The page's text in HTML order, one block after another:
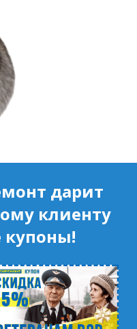
д. 47
дарит
клиенту